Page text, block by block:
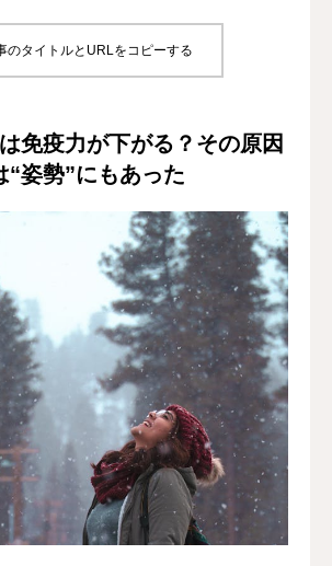
のタイトルとURLをコピーする
免疫力が下がる？その原因
“姿勢”にもあった